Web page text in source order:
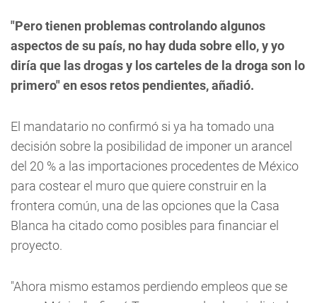
"Pero tienen problemas controlando algunos
aspectos de su país, no hay duda sobre ello, y yo
diría que las drogas y los carteles de la droga son lo
primero" en esos retos pendientes, añadió.
El mandatario no confirmó si ya ha tomado una
decisión sobre la posibilidad de imponer un arancel
del 20 % a las importaciones procedentes de México
para costear el muro que quiere construir en la
frontera común, una de las opciones que la Casa
Blanca ha citado como posibles para financiar el
proyecto.
"Ahora mismo estamos perdiendo empleos que se